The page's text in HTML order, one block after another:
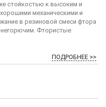
стойкостью к высоким и
механическими и
в резиновой смеси фтора
негорючим. Фтористые
ПОДРОБНЕЕ >>